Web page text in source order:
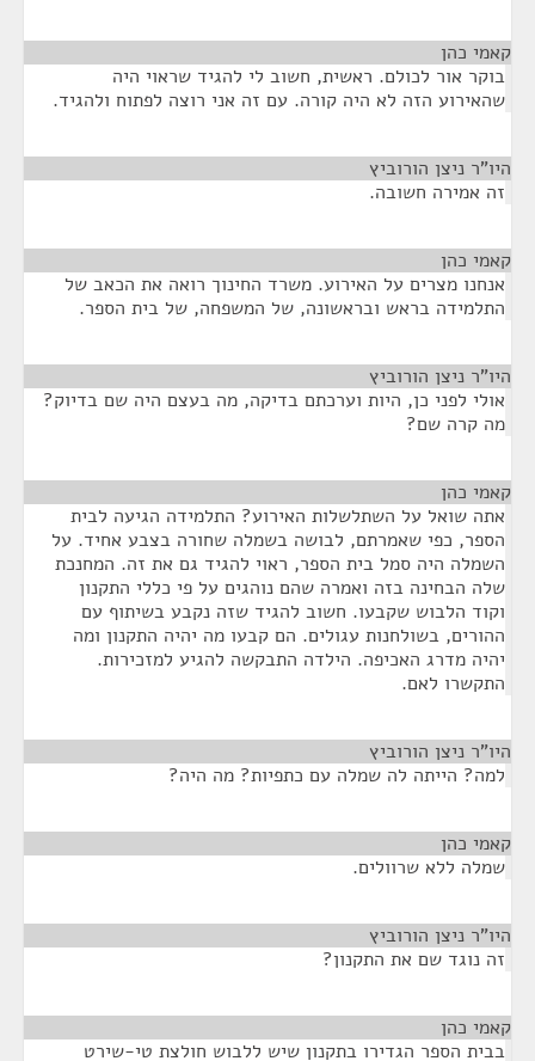
קאמי כהן
בוקר אור לכולם. ראשית, חשוב לי להגיד שראוי היה
שהאירוע הזה לא היה קורה. עם זה אני רוצה לפתוח ולהגיד.
היו"ר ניצן הורוביץ
זה אמירה חשובה.
קאמי כהן
אנחנו מצרים על האירוע. משרד החינוך רואה את הכאב של
התלמידה בראש ובראשונה, של המשפחה, של בית הספר.
היו"ר ניצן הורוביץ
אולי לפני כן, היות וערכתם בדיקה, מה בעצם היה שם בדיוק?
מה קרה שם?
קאמי כהן
אתה שואל על השתלשלות האירוע? התלמידה הגיעה לבית
הספר, כפי שאמרתם, לבושה בשמלה שחורה בצבע אחיד. על
השמלה היה סמל בית הספר, ראוי להגיד גם את זה. המחנכת
שלה הבחינה בזה ואמרה שהם נוהגים על פי כללי התקנון
וקוד הלבוש שקבעו. חשוב להגיד שזה נקבע בשיתוף עם
ההורים, בשולחנות עגולים. הם קבעו מה יהיה התקנון ומה
יהיה מדרג האכיפה. הילדה התבקשה להגיע למזכירות.
התקשרו לאם.
היו"ר ניצן הורוביץ
למה? הייתה לה שמלה עם כתפיות? מה היה?
קאמי כהן
שמלה ללא שרוולים.
היו"ר ניצן הורוביץ
זה נוגד שם את התקנון?
קאמי כהן
בבית הספר הגדירו בתקנון שיש ללבוש חולצת טי-שירט